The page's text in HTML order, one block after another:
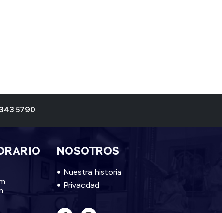
5790
NOSOTROS
Nuestra historia
Privacidad